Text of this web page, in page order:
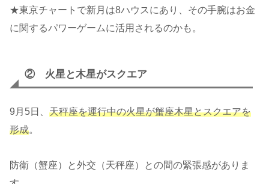
★東京チャートで新月は8ハウスにあり、その手腕はお金
に関するパワーゲームに活用されるのかも。
② 火星と木星がスクエア
9月5日、 天秤座を運行中の火星が蟹座木星とスクエアを
形成。
防衛（蟹座）と外交（天秤座）との間の緊張感がありま